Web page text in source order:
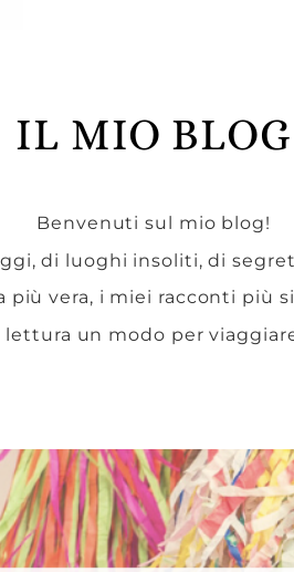
IL MIO BLOG
Benvenuti sul mio blog!
di luoghi insoliti, di
più vera, i miei racconti più
lettura un modo per